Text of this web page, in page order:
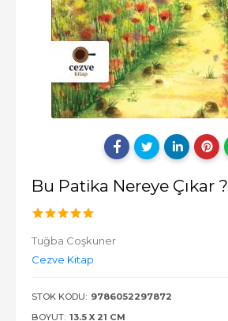
Bu Patika Nereye Çıkar ?
Tuğba Coşkuner
Cezve Kitap
STOK KODU: 9786052297872
BOYUT: 13.5 X 21 CM